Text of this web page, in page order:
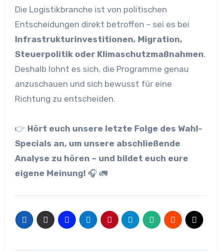
Die Logistikbranche ist von politischen
Entscheidungen direkt betroffen – sei es bei
Infrastrukturinvestitionen, Migration,
Steuerpolitik oder Klimaschutzmaßnahmen.
Deshalb lohnt es sich, die Programme genau
anzuschauen und sich bewusst für eine
Richtung zu entscheiden.
👉 Hört euch unsere letzte Folge des Wahl-
Specials an, um unsere abschließende
Analyse zu hören – und bildet euch eure
eigene Meinung! 🎧 🚛